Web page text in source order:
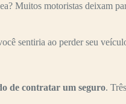
Muitos motoristas deixam
sentiria ao perder seu
de contratar um seguro.